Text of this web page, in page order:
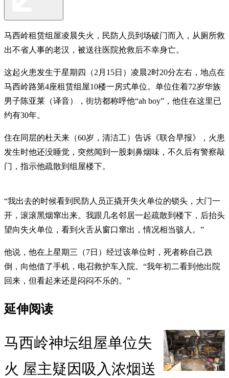
马西岭租赁组屋凌晨失火，民防人员到场破门而入，从厕所救
出不省人事的老汉，被送往医院抢救后不幸身亡。
这起火患发生于星期四（2月15日）凌晨2时20分左右，地点在
马西岭路第4座租赁组屋10楼一房式单位。单位住着72岁华族
男子陈亚莱（译音），街坊都称呼他“ah boy”，他住在这里已
约有30年。
住在同层的杜天来（60岁，清洁工）告诉《联合早报》，火患
发生时他还没睡觉，突然闻到一股刺鼻烟味，不久后有警察敲
门，指示他疏散到组屋楼下。
“我出去的时候看到民防人员正撬开失火单位的锁头，大门一
开，滚滚黑烟窜出来。我跟几名邻居一起疏散到楼下，后抬头
望向失火单位，看到火舌从窗口窜出，情况相当骇人。”
他说，他在上星期三（7日）经过该单位时，死者称自己跌
倒，向他借了手机，电召救护车入院。“我年初二看到他出院
回来，但看起来还是闷闷不乐的。”
延伸阅读
马西岭神坛组屋单位失
火 屋主疑因吸入浓烟送